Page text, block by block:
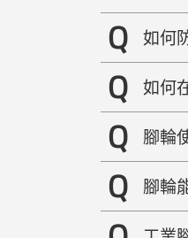
如何
如何
腳輪
腳輪